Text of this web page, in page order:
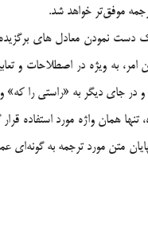
موفق‌تر خواهد شد.
نمودن معادل هاي
به ويژه در اصطلاحات و
و در جاي ديگر به «راستي را
همان واژه مورد استفاده
متن مورد ترجمه به گونه‌اي